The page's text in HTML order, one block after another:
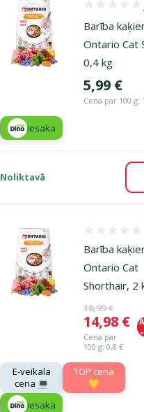
Barība
Ontario Cat
0,4 kg
Cena
5,99 €
Cena par 100 g:
iesaka
Noliktavā
Barība
Ontario Cat
Shorthair, 2
Oriģinālā
18,99 €
Cena
14,98 €
Cena par
100 g: 0,8 €
E-veikala
cena 💻
TOP cena
💛
iesaka